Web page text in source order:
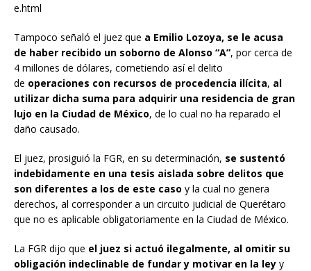
e.html
Tampoco señaló el juez que a Emilio Lozoya, se le acusa
de haber recibido un soborno de Alonso “A”, por cerca de
4 millones de dólares, cometiendo así el delito
de operaciones con recursos de procedencia ilícita, al
utilizar dicha suma para adquirir una residencia de gran
lujo en la Ciudad de México, de lo cual no ha reparado el
daño causado.
El juez, prosiguió la FGR, en su determinación, se sustentó
indebidamente en una tesis aislada sobre delitos que
son diferentes a los de este caso y la cual no genera
derechos, al corresponder a un circuito judicial de Querétaro
que no es aplicable obligatoriamente en la Ciudad de México.
La FGR dijo que el juez si actuó ilegalmente, al omitir su
obligación indeclinable de fundar y motivar en la ley y